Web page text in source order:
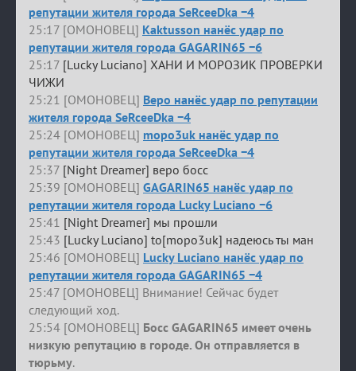
репутации жителя города SeRceeDka −4
25:17 [ОМОНОВЕЦ] Kaktusson нанёс удар по
репутации жителя города GAGARIN65 −6
25:17 [Lucky Luciano] ХАНИ И МОРОЗИК ПРОВЕРКИ
ЧИЖИ
25:21 [ОМОНОВЕЦ] Веро нанёс удар по репутации
жителя города SeRceeDka −4
25:24 [ОМОНОВЕЦ] mopo3uk нанёс удар по
репутации жителя города SeRceeDka −4
25:37 [Night Dreamer] веро босс
25:39 [ОМОНОВЕЦ] GAGARIN65 нанёс удар по
репутации жителя города Lucky Luciano −6
25:41 [Night Dreamer] мы прошли
25:43 [Lucky Luciano] to[mopo3uk] надеюсь ты ман
25:46 [ОМОНОВЕЦ] Lucky Luciano нанёс удар по
репутации жителя города GAGARIN65 −4
25:47 [ОМОНОВЕЦ] Внимание! Сейчас будет
следующий ход.
25:54 [ОМОНОВЕЦ] Босс GAGARIN65 имеет очень
низкую репутацию в городе. Он отправляется в
тюрьму.